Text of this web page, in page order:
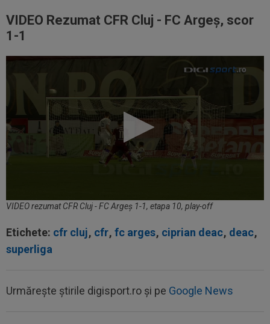
VIDEO Rezumat CFR Cluj - FC Argeș, scor
1-1
VIDEO rezumat CFR Cluj - FC Argeș 1-1, etapa 10, play-off
Etichete: cfr cluj, cfr, fc arges, ciprian deac, deac,
superliga
Urmărește știrile digisport.ro și pe Google News